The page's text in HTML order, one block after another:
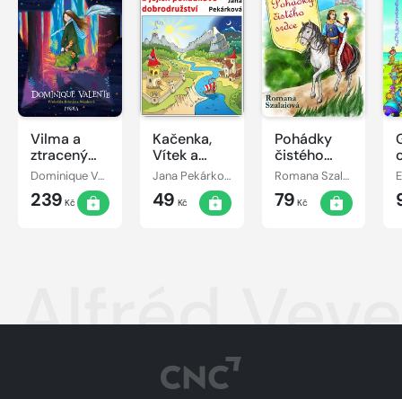
Vilma a
ztracený
den
Dominique Valente
239 Kč
Kačenka,
Vítek a
jejich
pohádkové
dobrodružství
Jana Pekárková
49 Kč
Pohádky
čistého
srdce
Romana Szalaiová
79 Kč
Alfréd